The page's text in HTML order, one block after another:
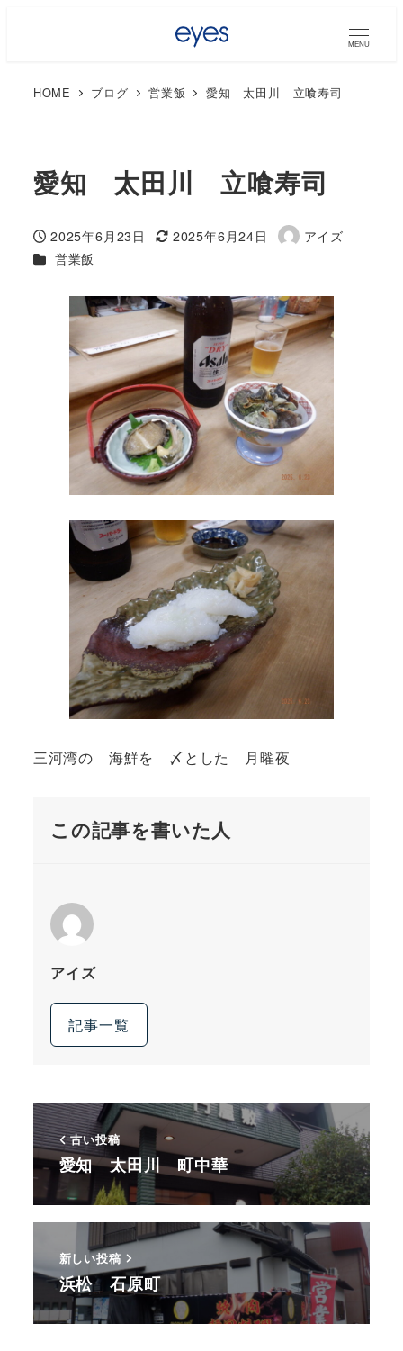
MENU
HOME ブログ 営業飯 愛知 太田川 立喰寿司
愛知 太田川 立喰寿司
投稿日
2025年6月23日
更新日
2025年6月24日
著
アイズ
カテゴリー
営業飯
三河湾の 海鮮を 〆とした 月曜夜
この記事を書いた人
アイズ
記事一覧
古い投稿
愛知 太田川 町中華
新しい投稿
浜松 石原町